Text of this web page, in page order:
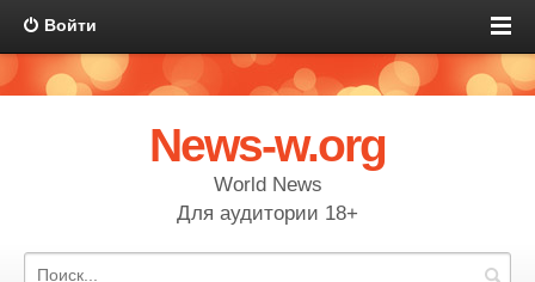
Войти
News-w.org
World News
Для аудитории 18+